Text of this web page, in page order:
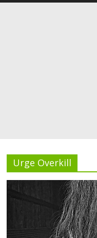
Urge Overkill